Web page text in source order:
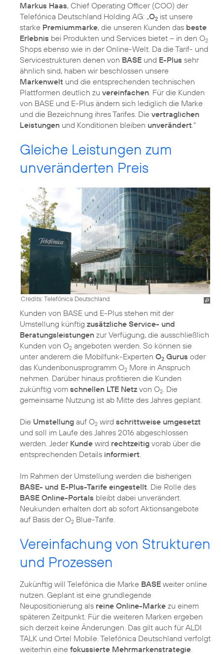
Markus Haas, Chief Operating Officer (COO) der
Telefónica Deutschland Holding AG: „O2 ist unsere
starke Premiummarke, die unseren Kunden das beste
Erlebnis bei Produkten und Services bietet – in den O2
Shops ebenso wie in der Online-Welt. Da die Tarif- und
Servicestrukturen denen von BASE und E-Plus sehr
ähnlich sind, haben wir beschlossen unsere
Markenwelt und die entsprechenden technischen
Plattformen deutlich zu vereinfachen. Für die Kunden
von BASE und E-Plus ändern sich lediglich die Marke
und die Bezeichnung ihres Tarifes. Die vertraglichen
Leistungen und Konditionen bleiben unverändert.“
Gleiche Leistungen zum
unveränderten Preis
Credits: Telefónica Deutschland
Kunden von BASE und E-Plus stehen mit der
Umstellung künftig zusätzliche Service- und
Beratungsleistungen zur Verfügung, die ausschließlich
Kunden von O2 angeboten werden. So können sie
unter anderem die Mobilfunk-Experten O2 Gurus oder
das Kundenbonusprogramm O2 More in Anspruch
nehmen. Darüber hinaus profitieren die Kunden
zukünftig vom schnellen LTE Netz von O2. Die
gemeinsame Nutzung ist ab Mitte des Jahres geplant.
Die Umstellung auf O2 wird schrittweise umgesetzt
und soll im Laufe des Jahres 2016 abgeschlossen
werden. Jeder Kunde wird rechtzeitig vorab über die
entsprechenden Details informiert.
Im Rahmen der Umstellung werden die bisherigen
BASE- und E-Plus-Tarife eingestellt. Die Rolle des
BASE Online-Portals bleibt dabei unverändert.
Neukunden erhalten dort ab sofort Aktionsangebote
auf Basis der O2 Blue-Tarife.
Vereinfachung von Strukturen
und Prozessen
Zukünftig will Telefónica die Marke BASE weiter online
nutzen. Geplant ist eine grundlegende
Neupositionierung als reine Online-Marke zu einem
späteren Zeitpunkt. Für die weiteren Marken ergeben
sich derzeit keine Änderungen. Das gilt auch für ALDI
TALK und Ortel Mobile. Telefónica Deutschland verfolgt
weiterhin eine fokussierte Mehrmarkenstrategie.